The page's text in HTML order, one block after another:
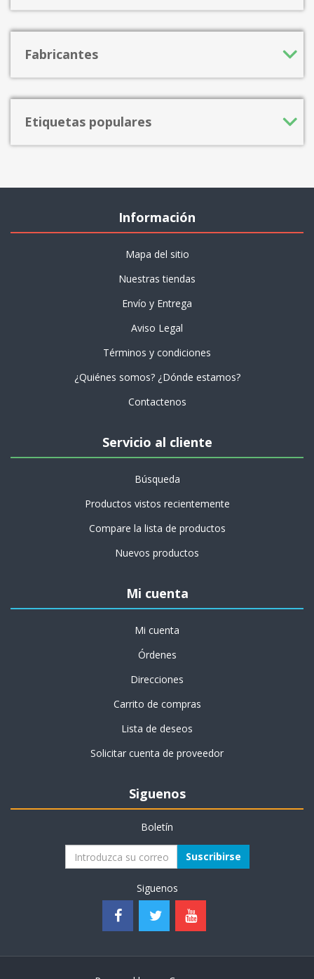
Fabricantes
Etiquetas populares
Información
Mapa del sitio
Nuestras tiendas
Envío y Entrega
Aviso Legal
Términos y condiciones
¿Quiénes somos? ¿Dónde estamos?
Contactenos
Servicio al cliente
Búsqueda
Productos vistos recientemente
Compare la lista de productos
Nuevos productos
Mi cuenta
Mi cuenta
Órdenes
Direcciones
Carrito de compras
Lista de deseos
Solicitar cuenta de proveedor
Siguenos
Boletín
Suscribirse
Siguenos